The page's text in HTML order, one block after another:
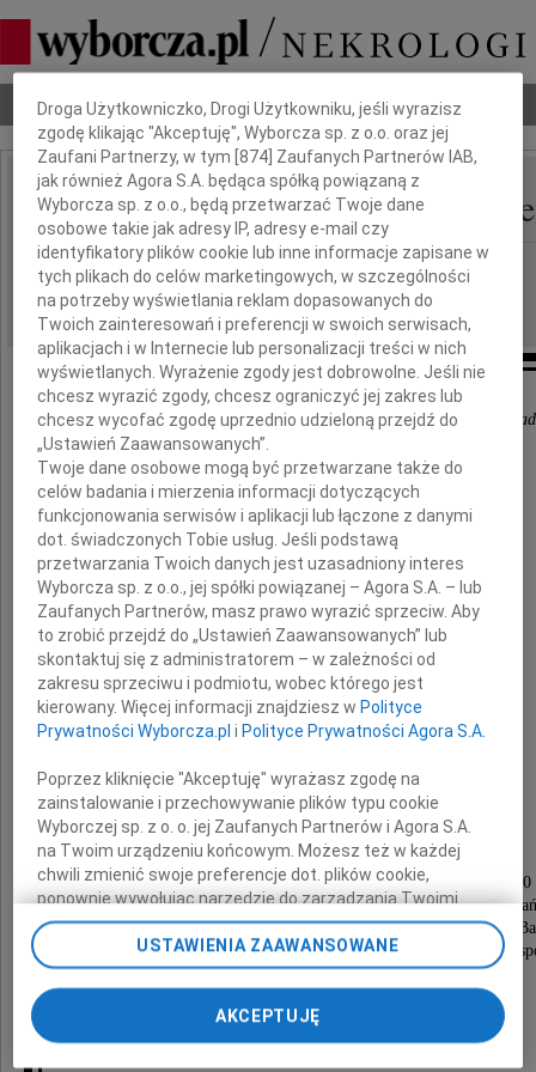
Nekrologi Odeszli Poradnik pogrzebowy
IMIĘ I NAZWISKO: Maria Gąssowska Lange
REGION: Wrocław
DATA EMISJI: 24.09.2020
"W momencie śmierci bliskiego uderza człowieka
niczym nie dającej się zapełnić pustki"
Józef Tischner
Z głębokim zalem zawiadamiamy,
że w dniu 20 września 2020 roku
odeszła od nas Mama, Babcia, Prababcia
Maria
Gąssowska Lange
Nabożeństwo zostanie odprawione 25 września
o godzinie 11.00 w kaplicy pw. Zmartwychwstania
na cmentarzu Ducha Świętego we Wrocławiu, ulica
po czym nastąpi odprowadzenie na miejsce wiecznego
W smutku pogrążeni
Synowie z Rodzinami
Dbamy o Twoją prywatność
Droga Użytkowniczko, Drogi Użytkowniku, jeśli wyrazisz
zgodę klikając "Akceptuję", Wyborcza sp. z o.o. oraz jej
Zaufani Partnerzy, w tym [874] Zaufanych Partnerów IAB,
jak również Agora S.A. będąca spółką powiązaną z
Wyborcza sp. z o.o., będą przetwarzać Twoje dane
osobowe takie jak adresy IP, adresy e-mail czy
identyfikatory plików cookie lub inne informacje zapisane w
tych plikach do celów marketingowych, w szczególności
na potrzeby wyświetlania reklam dopasowanych do
Twoich zainteresowań i preferencji w swoich serwisach,
aplikacjach i w Internecie lub personalizacji treści w nich
wyświetlanych. Wyrażenie zgody jest dobrowolne. Jeśli nie
chcesz wyrazić zgody, chcesz ograniczyć jej zakres lub
chcesz wycofać zgodę uprzednio udzieloną przejdź do
„Ustawień Zaawansowanych”.
Twoje dane osobowe mogą być przetwarzane także do
celów badania i mierzenia informacji dotyczących
funkcjonowania serwisów i aplikacji lub łączone z danymi
dot. świadczonych Tobie usług. Jeśli podstawą
przetwarzania Twoich danych jest uzasadniony interes
Wyborcza sp. z o.o., jej spółki powiązanej – Agora S.A. – lub
Zaufanych Partnerów, masz prawo wyrazić sprzeciw. Aby
to zrobić przejdź do „Ustawień Zaawansowanych” lub
skontaktuj się z administratorem – w zależności od
zakresu sprzeciwu i podmiotu, wobec którego jest
kierowany. Więcej informacji znajdziesz wPolityce
Prywatności Wyborcza.pl iPolityce Prywatności Agora S.A.
Poprzez kliknięcie "Akceptuję" wyrażasz zgodę na
zainstalowanie i przechowywanie plików typu cookie
Wyborczej sp. z o. o. jej Zaufanych Partnerów i Agora S.A.
na Twoim urządzeniu końcowym. Możesz też w każdej
chwili zmienić swoje preferencje dot. plików cookie,
ponownie wywołując narzędzie do zarządzania Twoimi
preferencjami dot. przetwarzania danych poprzez
odnośnik „Ustawienia prywatności” w stopce serwisu i
przechodząc do sekcji „Ustawienia zaawansowane”.
Zmiana ustawień plików cookie możliwa jest także za
pomocą ustawień przeglądarki.
My, nasi Zaufani Partnerzy i Agora S.A. możemy
USTAWIENIA ZAAWANSOWANE
AKCEPTUJĘ